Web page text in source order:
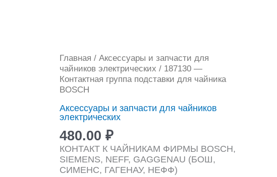
Главная / Аксессуары и запчасти для
чайников электрических / 187130 —
Контактная группа подставки для чайника
BOSCH
Аксессуары и запчасти для чайников
электрических
480.00 ₽
КОНТАКТ К ЧАЙНИКАМ ФИРМЫ BOSCH,
SIEMENS, NEFF, GAGGENAU (БОШ,
СИМЕНС, ГАГЕНАУ, НЕФФ)
Количество
товара
187130
-
группа
подставки
для
чайника
BOSCH